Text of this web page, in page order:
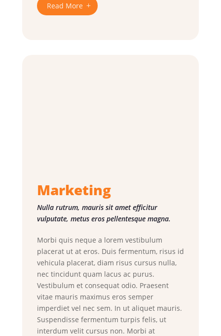
Read More
Marketing
Nulla rutrum, mauris sit amet efficitur
vulputate, metus eros pellentesque magna.
Morbi quis neque a lorem vestibulum
placerat ut at eros. Duis fermentum, risus id
vehicula placerat, diam risus cursus nulla,
nec tincidunt quam lacus ac purus.
Vestibulum et consequat odio. Praesent
vitae mauris maximus eros semper
imperdiet vel nec sem. In ut aliquet mauris.
Suspendisse fermentum turpis felis, ut
interdum velit cursus non. Morbi at